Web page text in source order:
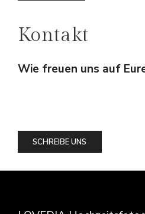
Kontakt
Wie freuen uns auf
SCHREIBE UNS